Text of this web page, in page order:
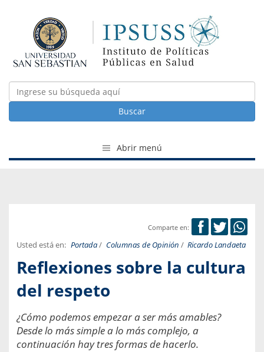
Buscar
Abrir menú
Comparte en:
Usted está en: Portada/ Columnas de Opinión / Ricardo Landaeta
Reflexiones sobre la cultura
del respeto
¿Cómo podemos empezar a ser más amables?
Desde lo más simple a lo más complejo, a
continuación hay tres formas de hacerlo.